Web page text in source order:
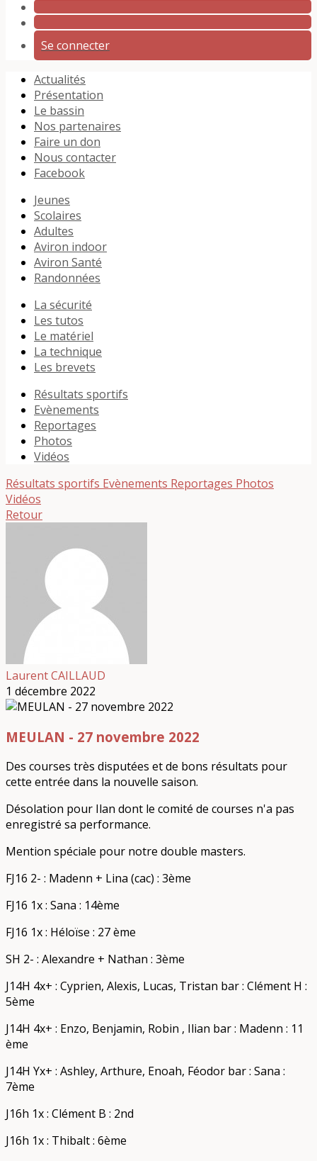
Se connecter
Actualités
Présentation
Le bassin
Nos partenaires
Faire un don
Nous contacter
Facebook
Jeunes
Scolaires
Adultes
Aviron indoor
Aviron Santé
Randonnées
La sécurité
Les tutos
Le matériel
La technique
Les brevets
Résultats sportifs
Evènements
Reportages
Photos
Vidéos
Résultats sportifs Evènements Reportages Photos
Vidéos
Retour
Laurent CAILLAUD
1 décembre 2022
MEULAN - 27 novembre 2022
Des courses très disputées et de bons résultats pour
cette entrée dans la nouvelle saison.
Désolation pour Ilan dont le comité de courses n'a pas
enregistré sa performance.
Mention spéciale pour notre double masters.
FJ16 2- : Madenn + Lina (cac) : 3ème
FJ16 1x : Sana : 14ème
FJ16 1x : Héloïse : 27 ème
SH 2- : Alexandre + Nathan : 3ème
J14H 4x+ : Cyprien, Alexis, Lucas, Tristan bar : Clément H :
5ème
J14H 4x+ : Enzo, Benjamin, Robin , Ilian bar : Madenn : 11
ème
J14H Yx+ : Ashley, Arthure, Enoah, Féodor bar : Sana :
7ème
J16h 1x : Clément B : 2nd
J16h 1x : Thibalt : 6ème